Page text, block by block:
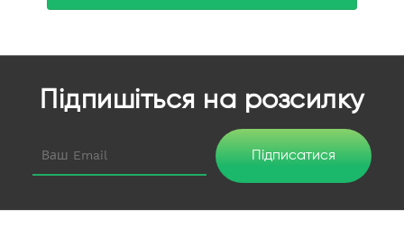
Підпишіться на розсилку
Підписатися